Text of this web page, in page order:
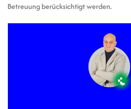
Betreuung berücksichtigt werden.